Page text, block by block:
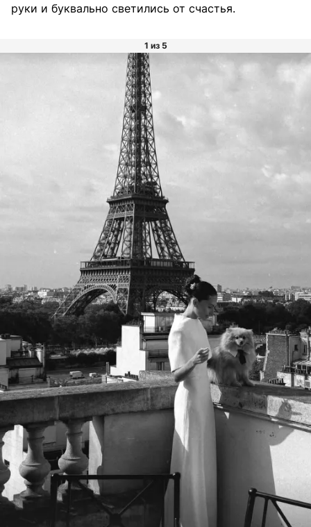
руки и буквально светились от счастья.
1 из 5